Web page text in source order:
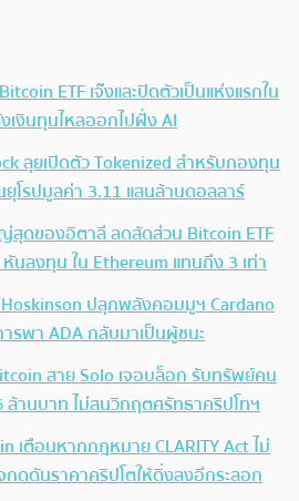
ETF เจ๊งและปิดตัวเป็นแห่งแรกใน
เงินทุนไหลออกไปฝั่ง AI
ลุยเปิดตัว Tokenized สำหรับกองทุน
ยุโรปมูลค่า 3.11 แสนล้านดอลลาร์
สุดของอิตาลี ลดสัดส่วน Bitcoin ETF
นลงทุน ใน Ethereum แทนถึง 3 เท่า
ปลุกพลังคอมมูฯ Cardano
รพา ADA กลับมาเป็นผู้ชนะ
สาย Solo เจอบล็อก รับทรัพย์คน
ล้านบาท ไม่สนวิกฤตศรัทธาคริปโทฯ
เตือนหากกฎหมาย CLARITY Act ไม่
ดดันราคาคริปโตให้ดิ่งลงอีกระลอก